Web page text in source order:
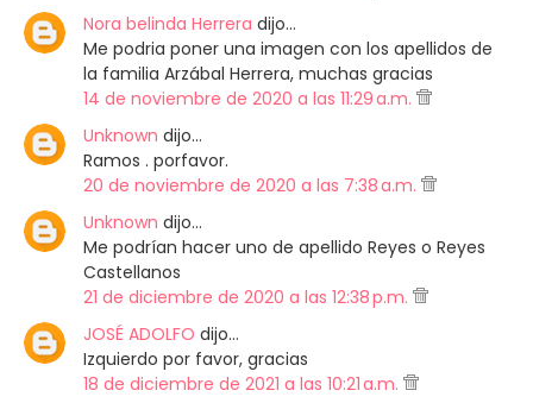
Nora belinda Herrera dijo…
Me podria poner una imagen con los apellidos de
la familia Arzábal Herrera, muchas gracias
14 de noviembre de 2020 a las 11:29 a.m.
Unknown dijo…
Ramos . porfavor.
20 de noviembre de 2020 a las 7:38 a.m.
Unknown dijo…
Me podrían hacer uno de apellido Reyes o Reyes
Castellanos
21 de diciembre de 2020 a las 12:38 p.m.
JOSÉ ADOLFO dijo…
Izquierdo por favor, gracias
18 de diciembre de 2021 a las 10:21 a.m.